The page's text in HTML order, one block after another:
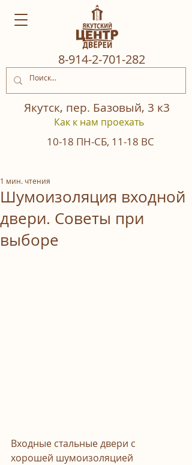
8‒914‒2‒701‒282
Якутск, пер. Базовый, 3 к3
Как к нам проехать
10-18 ПН-СБ, 11-18 ВС
Шумоизоляция входной
двери. Советы при
выборе
1 мин. чтения
Входные стальные двери с
хорошей шумоизоляцией